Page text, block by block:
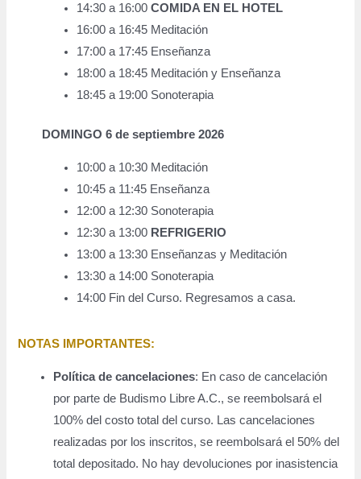
14:30 a 16:00COMIDA EN EL HOTEL
16:00 a 16:45 Meditación
17:00 a 17:45 Enseñanza
18:00 a 18:45 Meditación y Enseñanza
18:45 a 19:00 Sonoterapia
DOMINGO 6 de septiembre 2026
10:00 a 10:30 Meditación
10:45 a 11:45 Enseñanza
12:00 a 12:30 Sonoterapia
12:30 a 13:00 REFRIGERIO
13:00 a 13:30 Enseñanzas y Meditación
13:30 a 14:00 Sonoterapia
14:00 Fin del Curso. Regresamos a casa.
NOTAS IMPORTANTES:
Política de cancelaciones: En caso de cancelación
por parte de Budismo Libre A.C., se reembolsará el
100% del costo total del curso. Las cancelaciones
realizadas por los inscritos, se reembolsará el 50% del
total depositado. No hay devoluciones por inasistencia